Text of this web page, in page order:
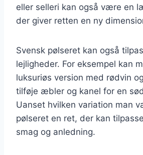
eller selleri kan også være en
der giver retten en ny
Svensk pølseret kan også
lejligheder. For eksempel kan
luksuriøs version med rødvin
tilføje æbler og kanel for en
Uanset hvilken variation man
pølseret en ret, der kan
smag og anledning.